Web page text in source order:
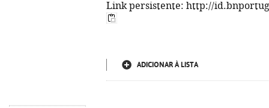
Link persistente: http://
ADICIONAR À LISTA